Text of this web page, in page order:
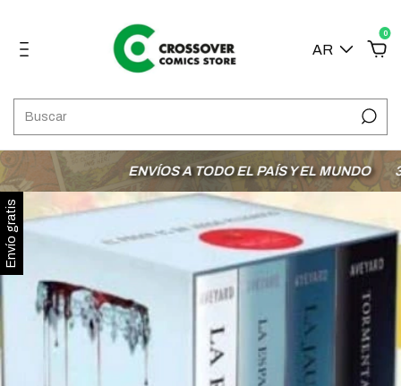
AR
0
ENVÍOS A TODO EL PAÍS Y EL MUNDO 3
Envío gratis